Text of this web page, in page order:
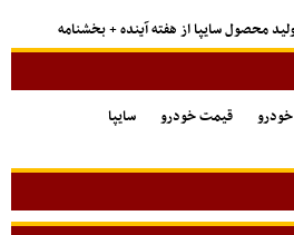
محصول سایپا از هفته آینده + بخشنامه
خودرو قیمت خودرو
سایپا